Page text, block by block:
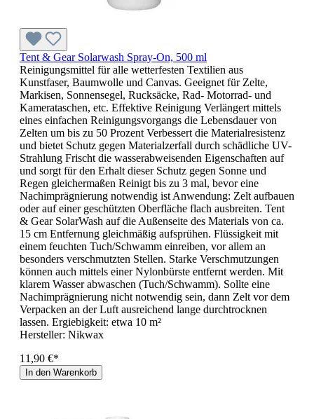
Tent & Gear Solarwash Spray-On, 500 ml
Reinigungsmittel für alle wetterfesten Textilien aus
Kunstfaser, Baumwolle und Canvas. Geeignet für Zelte,
Markisen, Sonnensegel, Rucksäcke, Rad- Motorrad- und
Kamerataschen, etc. Effektive Reinigung Verlängert mittels
eines einfachen Reinigungsvorgangs die Lebensdauer von
Zelten um bis zu 50 Prozent Verbessert die Materialresistenz
und bietet Schutz gegen Materialzerfall durch schädliche UV-
Strahlung Frischt die wasserabweisenden Eigenschaften auf
und sorgt für den Erhalt dieser Schutz gegen Sonne und
Regen gleichermaßen Reinigt bis zu 3 mal, bevor eine
Nachimprägnierung notwendig ist Anwendung: Zelt aufbauen
oder auf einer geschützten Oberfläche flach ausbreiten. Tent
& Gear SolarWash auf die Außenseite des Materials von ca.
15 cm Entfernung gleichmäßig aufsprühen. Flüssigkeit mit
einem feuchten Tuch/Schwamm einreiben, vor allem an
besonders verschmutzten Stellen. Starke Verschmutzungen
können auch mittels einer Nylonbürste entfernt werden. Mit
klarem Wasser abwaschen (Tuch/Schwamm). Sollte eine
Nachimprägnierung nicht notwendig sein, dann Zelt vor dem
Verpacken an der Luft ausreichend lange durchtrocknen
lassen. Ergiebigkeit: etwa 10 m²
Hersteller: Nikwax
11,90 €*
In den Warenkorb